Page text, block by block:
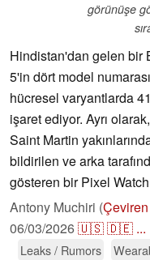
görünüşe
Hindistan'dan gelen bir
5'in dört model
hücresel varyantlarda
işaret ediyor. Ayrı
Saint Martin
bildirilen ve arka
gösteren bir Pixel
Antony Muchiri (Çeviren
06/03/2026🇺🇸🇩🇪 ...
Leaks / Rumors